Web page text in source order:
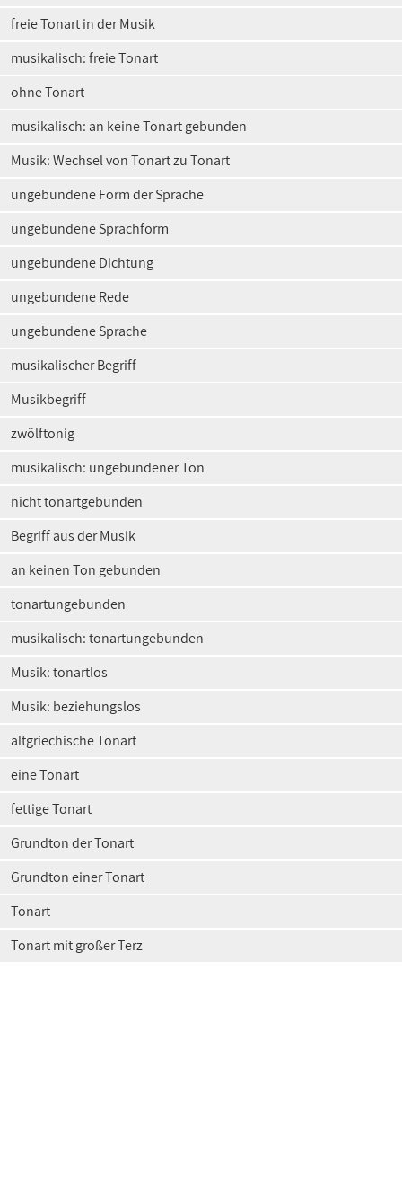
freie Tonart in der Musik
musikalisch: freie Tonart
ohne Tonart
musikalisch: an keine Tonart gebunden
Musik: Wechsel von Tonart zu Tonart
ungebundene Form der Sprache
ungebundene Sprachform
ungebundene Dichtung
ungebundene Rede
ungebundene Sprache
musikalischer Begriff
Musikbegriff
zwölftonig
musikalisch: ungebundener Ton
nicht tonartgebunden
Begriff aus der Musik
an keinen Ton gebunden
tonartungebunden
musikalisch: tonartungebunden
Musik: tonartlos
Musik: beziehungslos
altgriechische Tonart
eine Tonart
fettige Tonart
Grundton der Tonart
Grundton einer Tonart
Tonart
Tonart mit großer Terz